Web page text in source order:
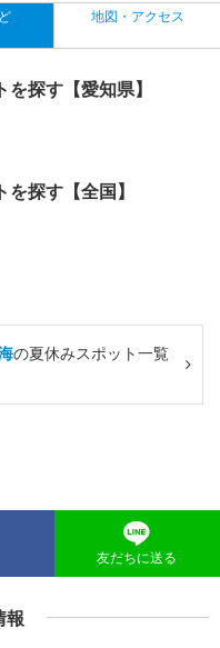
地図・アクセス
探す【愛知県】
探す【全国】
の夏休みスポット一覧
友だちに送る
報